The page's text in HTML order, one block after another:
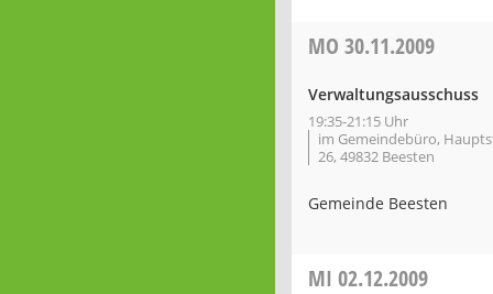
MO 30.11.2009
Verwaltungsausschuss
19:35-21:15 Uhr
im Gemeindebüro,
26, 49832 Beesten
Gemeinde Beesten
MI 02.12.2009